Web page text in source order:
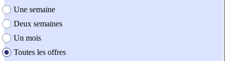
Une semaine
Deux semaines
Un mois
Toutes les offres